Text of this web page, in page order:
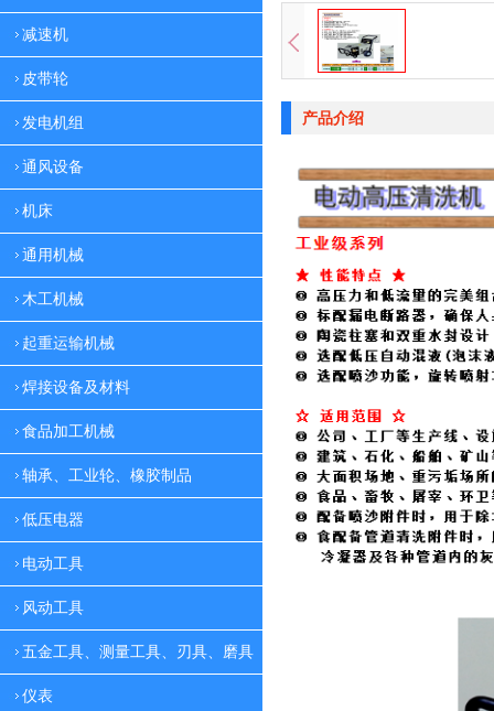
减速机
皮带轮
发电机组
通风设备
机床
通用机械
木工机械
起重运输机械
焊接设备及材料
食品加工机械
轴承、工业轮、橡胶制品
低压电器
电动工具
风动工具
五金工具、测量工具、刃具、磨具
仪表
产品介绍